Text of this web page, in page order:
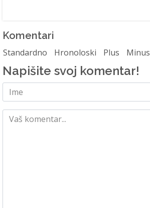
Komentari
Standardno Hronoloski Plus Minus
Napišite svoj komentar!